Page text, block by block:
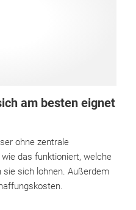
am besten eignet
ohne zentrale
das funktioniert, welche
sie sich lohnen. Außerdem